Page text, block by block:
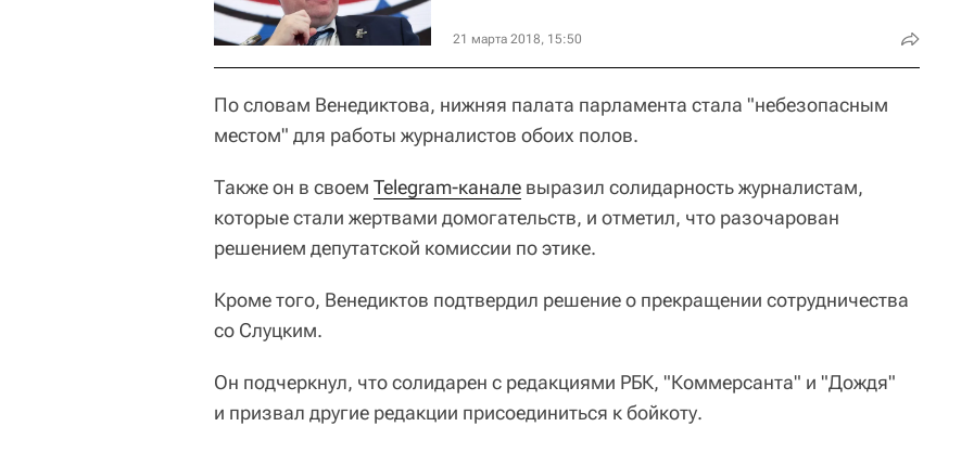
21 марта 2018, 15:50
По словам Венедиктова, нижняя палата парламента стала "небезопасным
местом" для работы журналистов обоих полов.
Также он в своем Telegram-канале выразил солидарность журналистам,
которые стали жертвами домогательств, и отметил, что разочарован
решением депутатской комиссии по этике.
Кроме того, Венедиктов подтвердил решение о прекращении сотрудничества
со Слуцким.
Он подчеркнул, что солидарен с редакциями РБК, "Коммерсанта" и "Дождя"
и призвал другие редакции присоединиться к бойкоту.